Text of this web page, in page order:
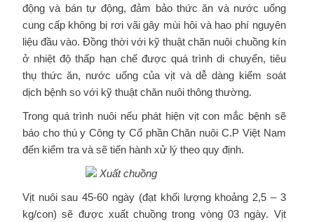
động và bán tự động, đảm bảo thức ăn và nước uống
cung cấp không bị rơi vãi gây mùi hôi và hao phí nguyên
liệu đầu vào. Đồng thời với kỹ thuật chăn nuôi chuồng kín
ở nhiệt độ thấp hạn chế được quá trình di chuyển, tiêu
thụ thức ăn, nước uống của vịt và dễ dàng kiểm soát
dịch bệnh so với kỹ thuật chăn nuôi thông thường.
Trong quá trình nuôi nếu phát hiện vịt con mắc bệnh sẽ
báo cho thú y Công ty Cổ phần Chăn nuôi C.P Việt Nam
đến kiểm tra và sẽ tiến hành xử lý theo quy định.
Xuất chuồng
Vịt nuôi sau 45-60 ngày (đạt khối lượng khoảng 2,5 – 3
kg/con) sẽ được xuất chuồng trong vòng 03 ngày. Vịt